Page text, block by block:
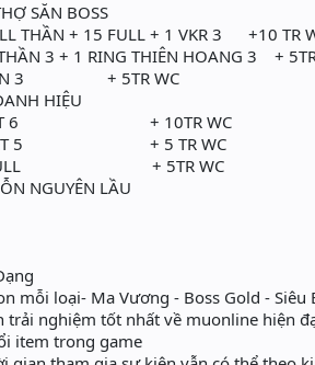
BOSS
+ 15 FULL + 1 VKR 3 +10 TR
+ 1 RING THIÊN HOANG 3 + 5TR
MUUN 3 + 5TR WC
HIỆU
6 + 10TR WC
5 + 5 TR WC
FULL + 5TR WC
LẦU
mỗi loại- Ma Vương - Boss Gold - Siêu
trải nghiệm tốt nhất về muonline hiện
item trong game